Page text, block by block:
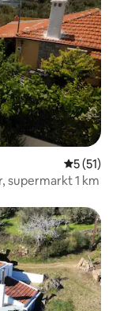
5 (51)
supermarkt 1 km